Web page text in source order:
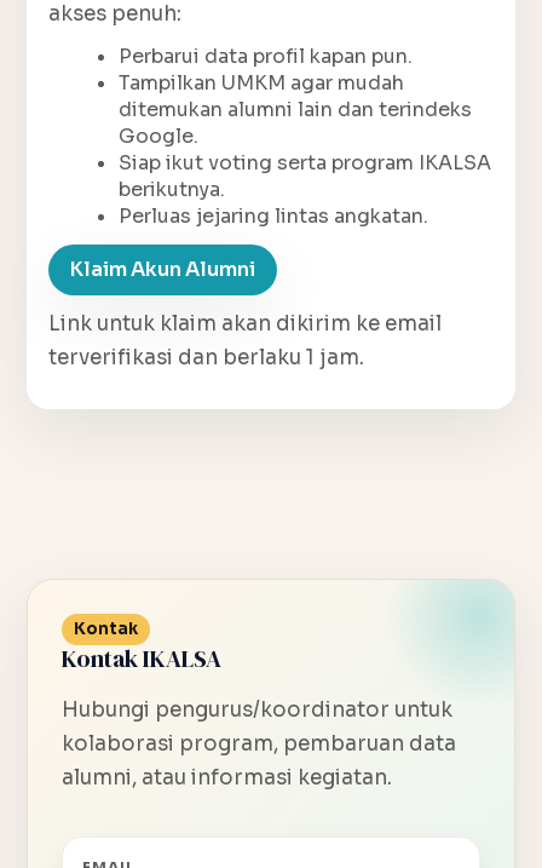
akses penuh:
Perbarui data profil kapan pun.
Tampilkan UMKM agar mudah
ditemukan alumni lain dan terindeks
Google.
Siap ikut voting serta program IKALSA
berikutnya.
Perluas jejaring lintas angkatan.
Klaim Akun Alumni
Link untuk klaim akan dikirim ke email
terverifikasi dan berlaku 1 jam.
Kontak
Kontak IKALSA
Hubungi pengurus/koordinator untuk
kolaborasi program, pembaruan data
alumni, atau informasi kegiatan.